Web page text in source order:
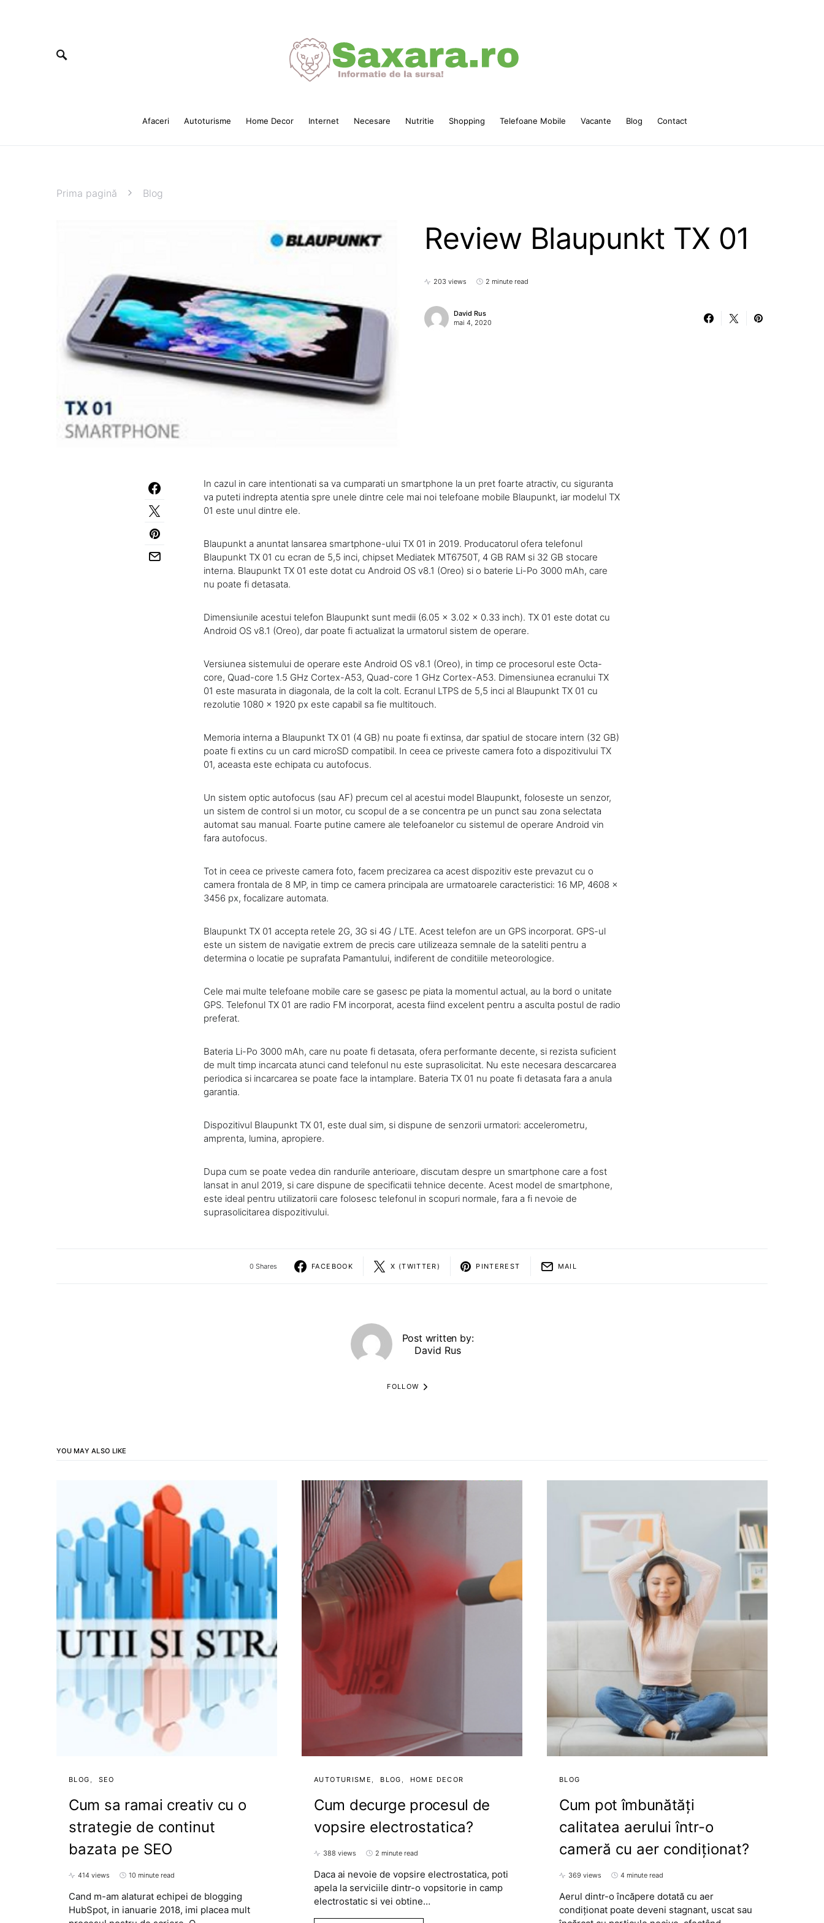
Afaceri Autoturisme Home Decor Internet Necesare Nutritie Shopping Telefoane Mobile Vacante Blog Contact
Prima pagină Blog
Review Blaupunkt TX 01
203 views 2 minute read
David Rus
mai 4, 2020
In cazul in care intentionati sa va cumparati un smartphone la un pret foarte atractiv, cu siguranta
va puteti indrepta atentia spre unele dintre cele mai noi telefoane mobile Blaupunkt, iar modelul TX
01 este unul dintre ele.
Blaupunkt a anuntat lansarea smartphone-ului TX 01 in 2019. Producatorul ofera telefonul
Blaupunkt TX 01 cu ecran de 5,5 inci, chipset Mediatek MT6750T, 4 GB RAM si 32 GB stocare
interna. Blaupunkt TX 01 este dotat cu Android OS v8.1 (Oreo) si o baterie Li-Po 3000 mAh, care
nu poate fi detasata.
Dimensiunile acestui telefon Blaupunkt sunt medii (6.05 x 3.02 x 0.33 inch). TX 01 este dotat cu
Android OS v8.1 (Oreo), dar poate fi actualizat la urmatorul sistem de operare.
Versiunea sistemului de operare este Android OS v8.1 (Oreo), in timp ce procesorul este Octa-
core, Quad-core 1.5 GHz Cortex-A53, Quad-core 1 GHz Cortex-A53. Dimensiunea ecranului TX
01 este masurata in diagonala, de la colt la colt. Ecranul LTPS de 5,5 inci al Blaupunkt TX 01 cu
rezolutie 1080 x 1920 px este capabil sa fie multitouch.
Memoria interna a Blaupunkt TX 01 (4 GB) nu poate fi extinsa, dar spatiul de stocare intern (32 GB)
poate fi extins cu un card microSD compatibil. In ceea ce priveste camera foto a dispozitivului TX
01, aceasta este echipata cu autofocus.
Un sistem optic autofocus (sau AF) precum cel al acestui model Blaupunkt, foloseste un senzor,
un sistem de control si un motor, cu scopul de a se concentra pe un punct sau zona selectata
automat sau manual. Foarte putine camere ale telefoanelor cu sistemul de operare Android vin
fara autofocus.
Tot in ceea ce priveste camera foto, facem precizarea ca acest dispozitiv este prevazut cu o
camera frontala de 8 MP, in timp ce camera principala are urmatoarele caracteristici: 16 MP, 4608 x
3456 px, focalizare automata.
Blaupunkt TX 01 accepta retele 2G, 3G si 4G / LTE. Acest telefon are un GPS incorporat. GPS-ul
este un sistem de navigatie extrem de precis care utilizeaza semnale de la sateliti pentru a
determina o locatie pe suprafata Pamantului, indiferent de conditiile meteorologice.
Cele mai multe telefoane mobile care se gasesc pe piata la momentul actual, au la bord o unitate
GPS. Telefonul TX 01 are radio FM incorporat, acesta fiind excelent pentru a asculta postul de radio
preferat.
Bateria Li-Po 3000 mAh, care nu poate fi detasata, ofera performante decente, si rezista suficient
de mult timp incarcata atunci cand telefonul nu este suprasolicitat. Nu este necesara descarcarea
periodica si incarcarea se poate face la intamplare. Bateria TX 01 nu poate fi detasata fara a anula
garantia.
Dispozitivul Blaupunkt TX 01, este dual sim, si dispune de senzorii urmatori: accelerometru,
amprenta, lumina, apropiere.
Dupa cum se poate vedea din randurile anterioare, discutam despre un smartphone care a fost
lansat in anul 2019, si care dispune de specificatii tehnice decente. Acest model de smartphone,
este ideal pentru utilizatorii care folosesc telefonul in scopuri normale, fara a fi nevoie de
suprasolicitarea dispozitivului.
0 Shares FACEBOOK X (TWITTER) PINTEREST MAIL
Post written by:
David Rus
FOLLOW
YOU MAY ALSO LIKE
BLOG SEO
Cum sa ramai creativ cu o
strategie de continut
bazata pe SEO
414 views 10 minute read
Cand m-am alaturat echipei de blogging
HubSpot, in ianuarie 2018, imi placea mult
AUTOTURISME BLOG HOME DECOR
Cum decurge procesul de
vopsire electrostatica?
388 views 2 minute read
Daca ai nevoie de vopsire electrostatica, poti
apela la serviciile dintr-o vopsitorie in camp
electrostatic si vei obtine…
BLOG
Cum pot îmbunătăți
calitatea aerului într-o
cameră cu aer condiționat?
369 views 4 minute read
Aerul dintr-o încăpere dotată cu aer
condiționat poate deveni stagnant, uscat sau